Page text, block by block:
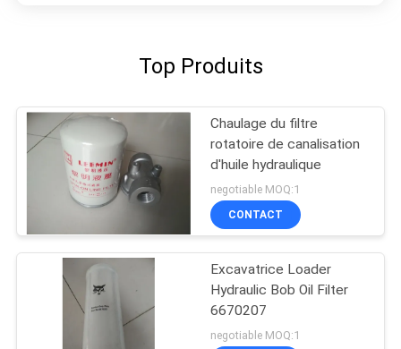
Top Produits
Chaulage du filtre
rotatoire de canalisation
d'huile hydraulique
negotiable MOQ:1
CONTACT
Excavatrice Loader
Hydraulic Bob Oil Filter
6670207
negotiable MOQ:1